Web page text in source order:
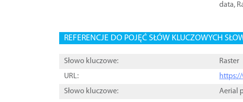
data,
REFERENCJE DO POJĘĆ SŁÓW KLUCZOWYCH
Słowo kluczowe:
Raster
URL:
Słowo kluczowe:
Aerial